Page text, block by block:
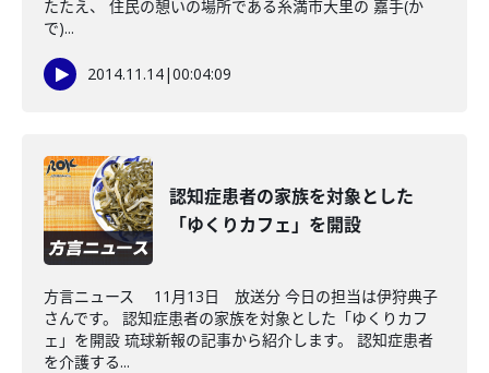
たたえ、 住民の憩いの場所である糸満市大里の 嘉手(か
で)...
2014.11.14|00:04:09
認知症患者の家族を対象とした
「ゆくりカフェ」を開設
方言ニュース 11月13日 放送分 今日の担当は伊狩典子
さんです。 認知症患者の家族を対象とした「ゆくりカフ
ェ」を開設 琉球新報の記事から紹介します。 認知症患者
を介護する...